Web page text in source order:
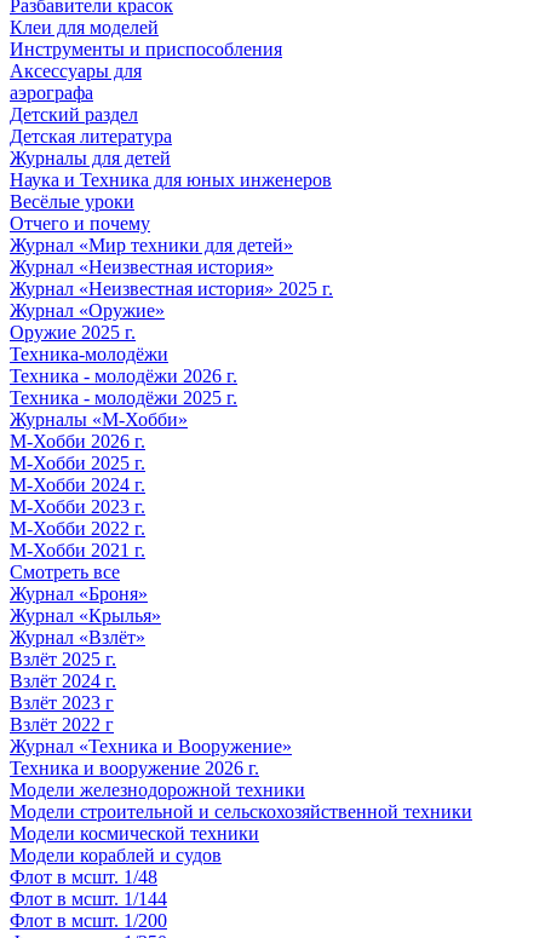
Разбавители красок
Клеи для моделей
Инструменты и приспособления
Аксессуары для
аэрографа
Детский раздел
Детская литература
Журналы для детей
Наука и Техника для юных инженеров
Весёлые уроки
Отчего и почему
Журнал «Мир техники для детей»
Журнал «Неизвестная история»
Журнал «Неизвестная история» 2025 г.
Журнал «Оружие»
Оружие 2025 г.
Техника-молодёжи
Техника - молодёжи 2026 г.
Техника - молодёжи 2025 г.
Журналы «М-Хобби»
М-Хобби 2026 г.
М-Хобби 2025 г.
М-Хобби 2024 г.
М-Хобби 2023 г.
М-Хобби 2022 г.
М-Хобби 2021 г.
Смотреть все
Журнал «Броня»
Журнал «Крылья»
Журнал «Взлёт»
Взлёт 2025 г.
Взлёт 2024 г.
Взлёт 2023 г
Взлёт 2022 г
Журнал «Техника и Вооружение»
Техника и вооружение 2026 г.
Модели железнодорожной техники
Модели строительной и сельскохозяйственной техники
Модели космической техники
Модели кораблей и судов
Флот в мсшт. 1/48
Флот в мсшт. 1/144
Флот в мсшт. 1/200